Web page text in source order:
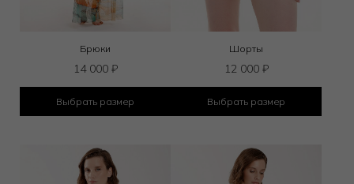
Брюки
14 000 ₽
Выбрать размер
Шорты
12 000 ₽
Выбрать размер